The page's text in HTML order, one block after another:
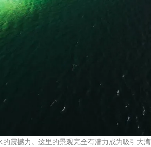
震撼力。这里的景观完全有潜力成为吸引大